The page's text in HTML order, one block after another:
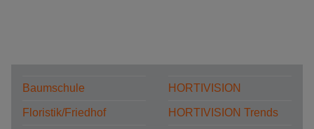
Baumschule
Floristik/Friedhof
HORTIVISION
HORTIVISION Trends